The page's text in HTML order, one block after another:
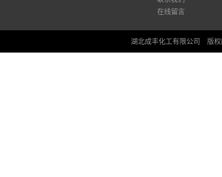
在线留言
湖北成丰化工有限公司 版